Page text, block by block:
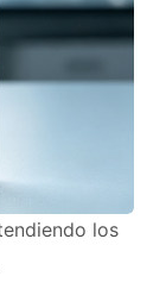
los